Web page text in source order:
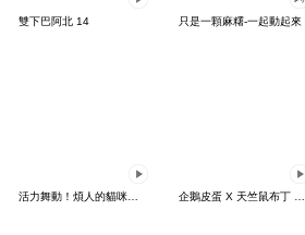
雙下巴阿北 14 只是一顆麻糬-一起動起來
活力舞動！煩人的貓咪★迷你版 2 企鵝皮蛋 X 天竺鼠布丁 有點厭世